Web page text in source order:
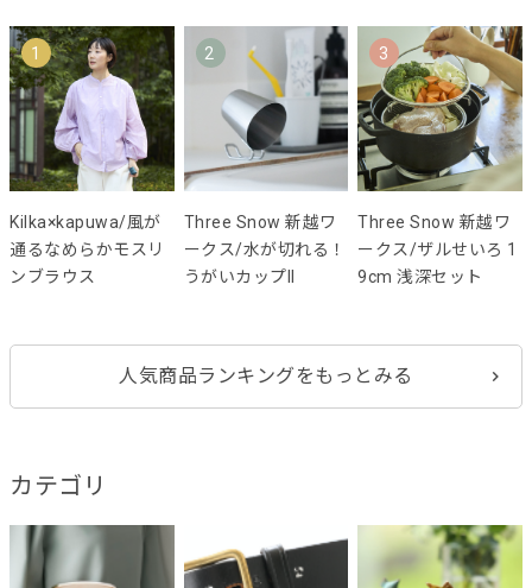
1
Kilka×kapuwa/風が
通るなめらかモスリ
ンブラウス
2
Three Snow 新越ワ
ークス/水が切れる！
うがいカップII
3
Three Snow 新越ワ
ークス/ザルせいろ 1
9cm 浅深セット
人気商品ランキングをもっとみる
カテゴリ